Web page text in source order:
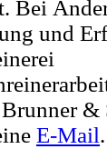
Bei
und
&
E-Mail.